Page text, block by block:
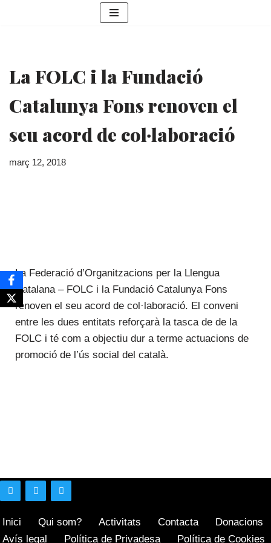
La FOLC i la Fundació
Catalunya Fons renoven el
seu acord de col·laboració
març 12, 2018
La Federació d’Organitzacions per la Llengua
Catalana – FOLC i la Fundació Catalunya Fons
renoven el seu acord de col·laboració. El conveni
entre les dues entitats reforçarà la tasca de de la
FOLC i té com a objectiu dur a terme actuacions de
promoció de l’ús social del català.
Inici Qui som? Activitats Contacta
Donacions
Avís legal
Política de Privadesa Política de Cookies